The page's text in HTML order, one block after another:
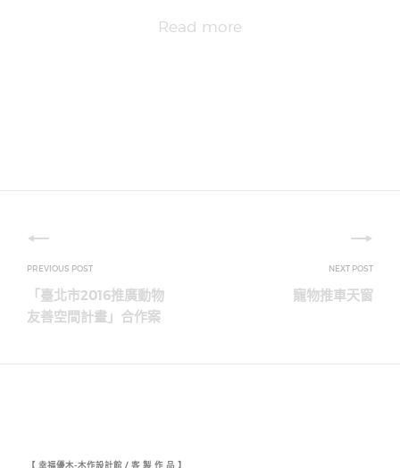
Read more
文
章
導
「臺北市2016推廣動物
友善空間計畫」合作案
寵物推車天窗
【 幸福優木-木作設計館 / 客 製 作 品 】